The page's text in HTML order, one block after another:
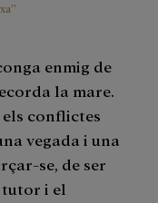
enmig de
la mare.
conflictes
vegada i una
se, de ser
tutor i el